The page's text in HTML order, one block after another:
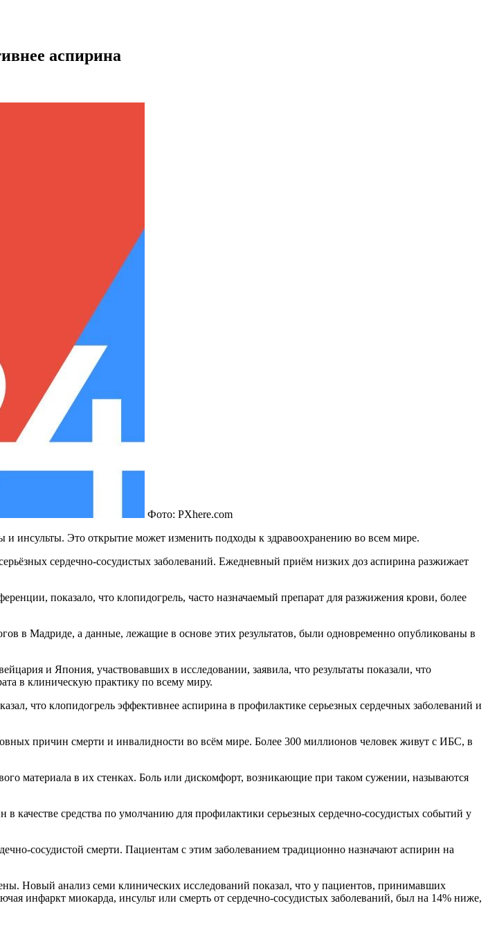
аспирина
Фото: PXhere.com
инсульты. Это открытие может изменить подходы к здравоохранению во всем мире.
сердечно-сосудистых заболеваний. Ежедневный приём низких доз аспирина разжижает
показало, что клопидогрель, часто назначаемый препарат для разжижения крови, более
в Мадриде, а данные, лежащие в основе этих результатов, были одновременно опубликованы в
и Япония, участвовавших в исследовании, заявила, что результаты показали, что
в клиническую практику по всему миру.
что клопидогрель эффективнее аспирина в профилактике серьезных сердечных заболеваний и
причин смерти и инвалидности во всём мире. Более 300 миллионов человек живут с ИБС, в
материала в их стенках. Боль или дискомфорт, возникающие при таком сужении, называются
качестве средства по умолчанию для профилактики серьезных сердечно-сосудистых событий у
сосудистой смерти. Пациентам с этим заболеванием традиционно назначают аспирин на
Новый анализ семи клинических исследований показал, что у пациентов, принимавших
инфаркт миокарда, инсульт или смерть от сердечно-сосудистых заболеваний, был на 14% ниже,